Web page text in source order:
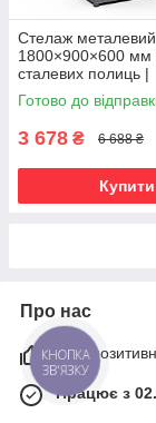
Стелаж
1800×900×600 мм
сталевих полиць |
Оцинкований |
150 кг/полицю |
гаража, складу та
Готово до
3 678 ₴ 6 688 ₴
Купити
Про нас
98%
Працює з
КНОПКА
ЗВ'ЯЗКУ